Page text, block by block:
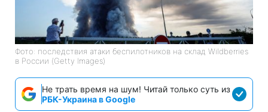
Фото: последствия атаки беспилотников на склад Wildberries
в России (Getty Images)
Не трать время на шум! Читай только суть из
РБК-Украина в Google